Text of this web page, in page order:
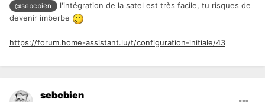
@sebcbien
l'intégration de la satel est très facile, tu risques de
devenir imberbe
https://forum.home-assistant.lu/t/configuration-initiale/43
sebcbien